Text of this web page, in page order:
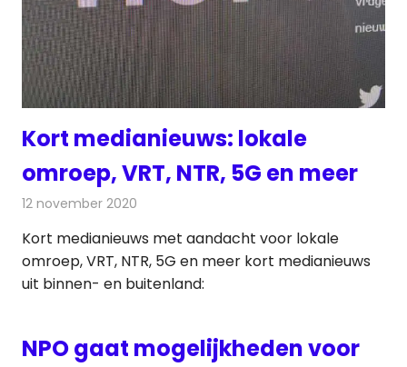
Kort medianieuws: lokale
omroep, VRT, NTR, 5G en meer
12 november 2020
Kort medianieuws met aandacht voor lokale
omroep, VRT, NTR, 5G en meer kort medianieuws
uit binnen- en buitenland:
NPO gaat mogelijkheden voor